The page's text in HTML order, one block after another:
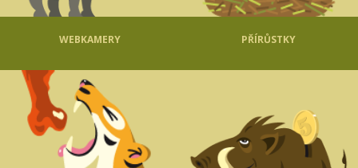
WEBKAMERY PŘÍRŮSTKY